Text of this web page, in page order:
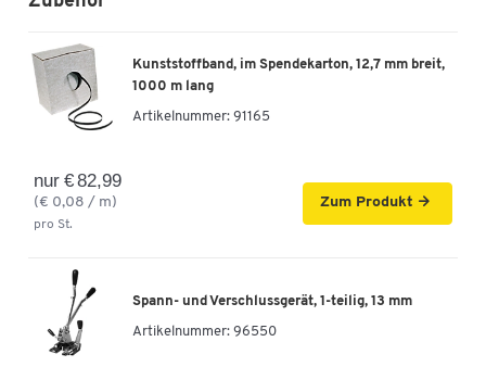
Kunststoffband, im Spendekarton, 12,7 mm breit,
1000 m lang
Artikelnummer: 91165
nur € 82,99
(€ 0,08 / m)
pro St.
Zum Produkt
Spann- und Verschlussgerät, 1-teilig, 13 mm
Artikelnummer: 96550